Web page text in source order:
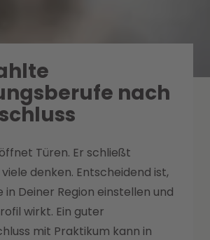
nach
Türen. Er schließt
denken. Entscheidend ist,
Deiner Region einstellen und
wirkt. Ein guter
mit Praktikum kann in